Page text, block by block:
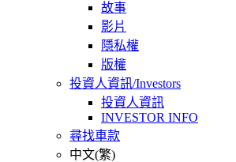
故事
影片
隱私權
版權
投資人資訊/Investors
投資人資訊
INVESTOR INFO
尋找車款
中文(繁)